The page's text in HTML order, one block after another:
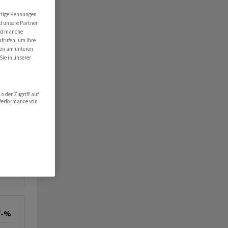
%
Kennungen
unsere Partner
manche
um Ihre
am unteren
in unserer
oder Zugriff auf
von